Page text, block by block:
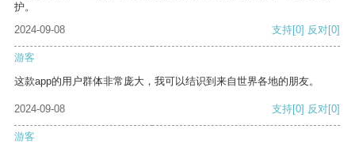
护。
2024-09-08
支持[0] 反对[0]
游客
这款app的用户群体非常庞大，我可以结识到来自世界各地的朋友。
2024-09-08 支持[0] 反对[0]
游客